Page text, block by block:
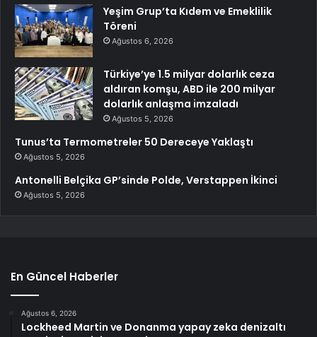
Yeşim Grup’ta Kıdem ve Emeklilik
Töreni
Ağustos 6, 2026
Türkiye’ye 1.5 milyar dolarlık ceza
aldıran komşu, ABD ile 200 milyar
dolarlık anlaşma imzaladı
Ağustos 5, 2026
Tunus’ta Termometreler 50 Dereceye Yaklaştı
Ağustos 5, 2026
Antonelli Belçika GP’sinde Polde, Verstappen İkinci
Ağustos 5, 2026
En Güncel Haberler
Ağustos 6, 2026
Lockheed Martin ve Donanma yapay zeka denizaltı